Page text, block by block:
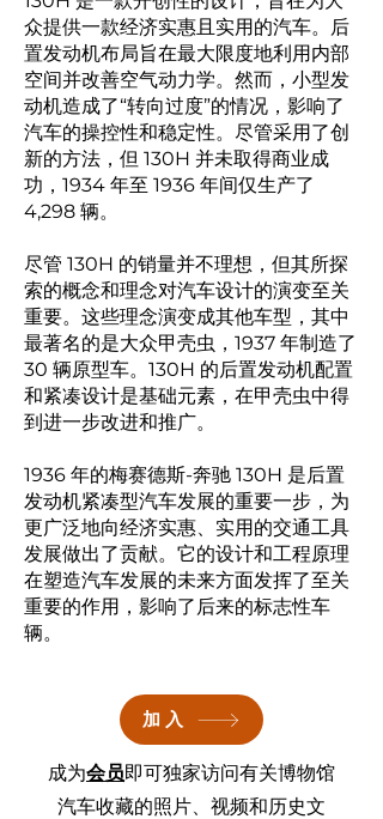
众提供一款经济实惠且实用的汽车。后
置发动机布局旨在最大限度地利用内部
空间并改善空气动力学。然而，小型发
动机造成了“转向过度”的情况，影响了
汽车的操控性和稳定性。尽管采用了创
新的方法，但 130H 并未取得商业成
功，1934 年至 1936 年间仅生产了
4,298 辆。
尽管 130H 的销量并不理想，但其所探
索的概念和理念对汽车设计的演变至关
重要。这些理念演变成其他车型，其中
最著名的是大众甲壳虫，1937 年制造了
30 辆原型车。130H 的后置发动机配置
和紧凑设计是基础元素，在甲壳虫中得
到进一步改进和推广。
1936 年的梅赛德斯-奔驰 130H 是后置
发动机紧凑型汽车发展的重要一步，为
更广泛地向经济实惠、实用的交通工具
发展做出了贡献。它的设计和工程原理
在塑造汽车发展的未来方面发挥了至关
重要的作用，影响了后来的标志性车
辆。
加入
成为会员即可独家访问有关博物馆
汽车收藏的照片、视频和历史文